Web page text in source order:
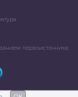
первоисточника